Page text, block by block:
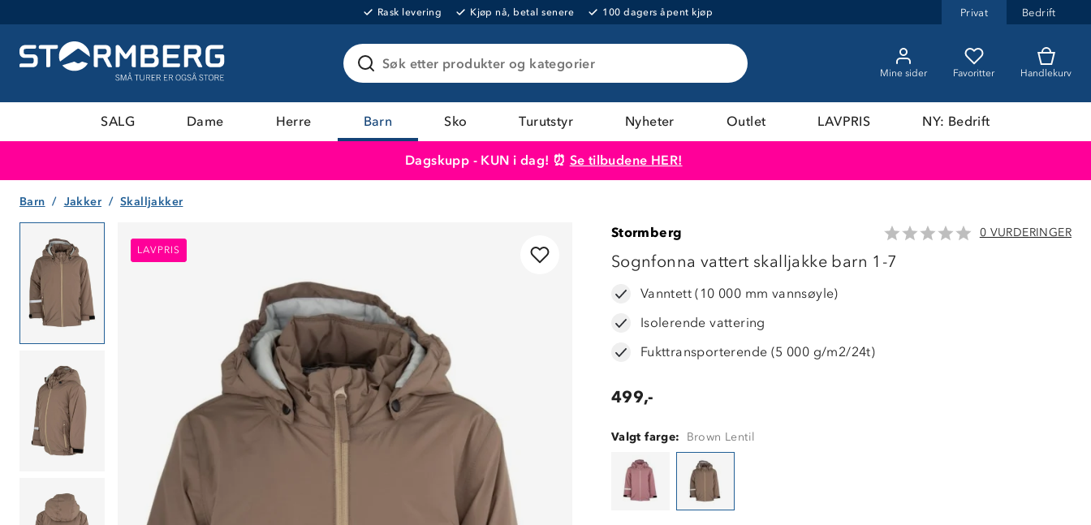
Rask levering Kjøp nå, betal senere 100 dagers åpent kjøp Privat Bedrift
Søk etter produkter og kategorier
Mine sider Favoritter Handlekurv
SALG Dame Herre Barn Sko Turutstyr Nyheter Outlet LAVPRIS NY: Bedrift
Dagskupp - KUN i dag! ⏰ Se tilbudene HER!
Barn Jakker Skalljakker
LAVPRIS
LAVPRIS
Stormberg 0 VURDERINGER
Sognfonna vattert skalljakke barn 1-7
Vanntett (10 000 mm vannsøyle)
Isolerende vattering
Fukttransporterende (5 000 g/m2/24t)
499,-
Valgt farge: Brown Lentil